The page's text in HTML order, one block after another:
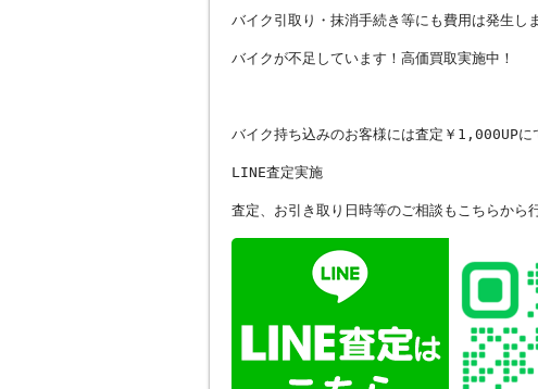
バイク引取り・抹消手続き等にも費用は発生し
バイクが不足しています！高価買取実施中！
バイク持ち込みのお客様には査定￥1,000UP
LINE査定実施
査定、お引き取り日時等のご相談もこちらから